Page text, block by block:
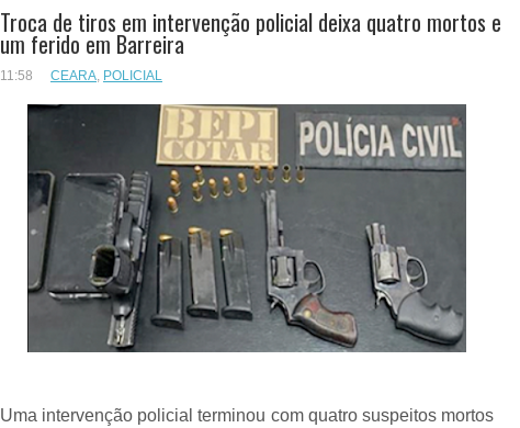
Troca de tiros em intervenção policial deixa quatro mortos e
um ferido em Barreira
11:58 CEARA, POLICIAL
Uma intervenção policial terminou com quatro suspeitos mortos